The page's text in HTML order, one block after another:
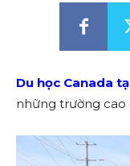
Du học Canada
những trường cao